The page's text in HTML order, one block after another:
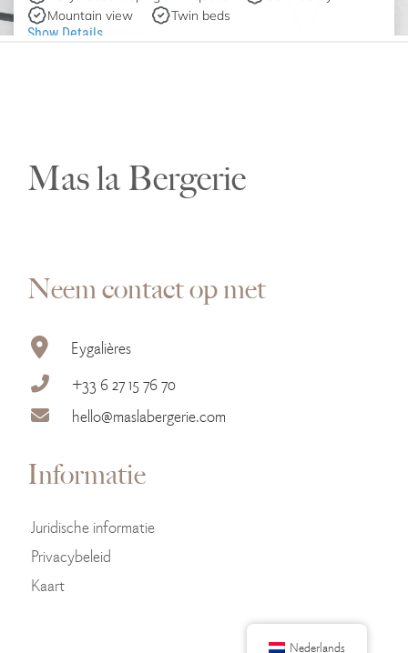
Mas la Bergerie
Neem contact op met
Eygalières
+33 6 27 15 76 70
hello@maslabergerie.com
Informatie
Juridische informatie
Privacybeleid
Kaart
Nederlands